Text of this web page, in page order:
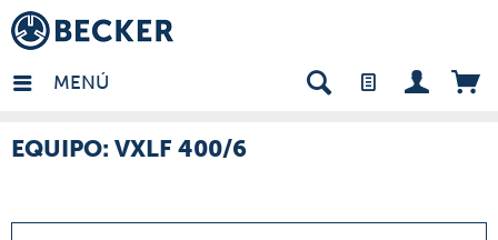
MENÚ
- ES
EQUIPO: VXLF 400/6